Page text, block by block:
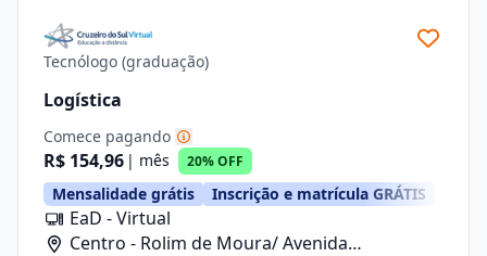
Tecnólogo (graduação)
Logística
Comece pagando
R$ 154,96 | mês 20% OFF
Mensalidade grátis Inscrição e matrícula GRÁTIS
EaD - Virtual
Centro - Rolim de Moura/ Avenida